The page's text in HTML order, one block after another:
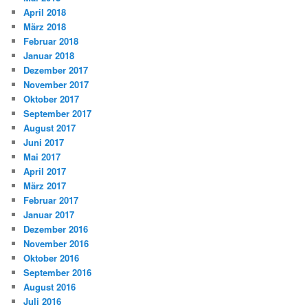
April 2018
März 2018
Februar 2018
Januar 2018
Dezember 2017
November 2017
Oktober 2017
September 2017
August 2017
Juni 2017
Mai 2017
April 2017
März 2017
Februar 2017
Januar 2017
Dezember 2016
November 2016
Oktober 2016
September 2016
August 2016
Juli 2016